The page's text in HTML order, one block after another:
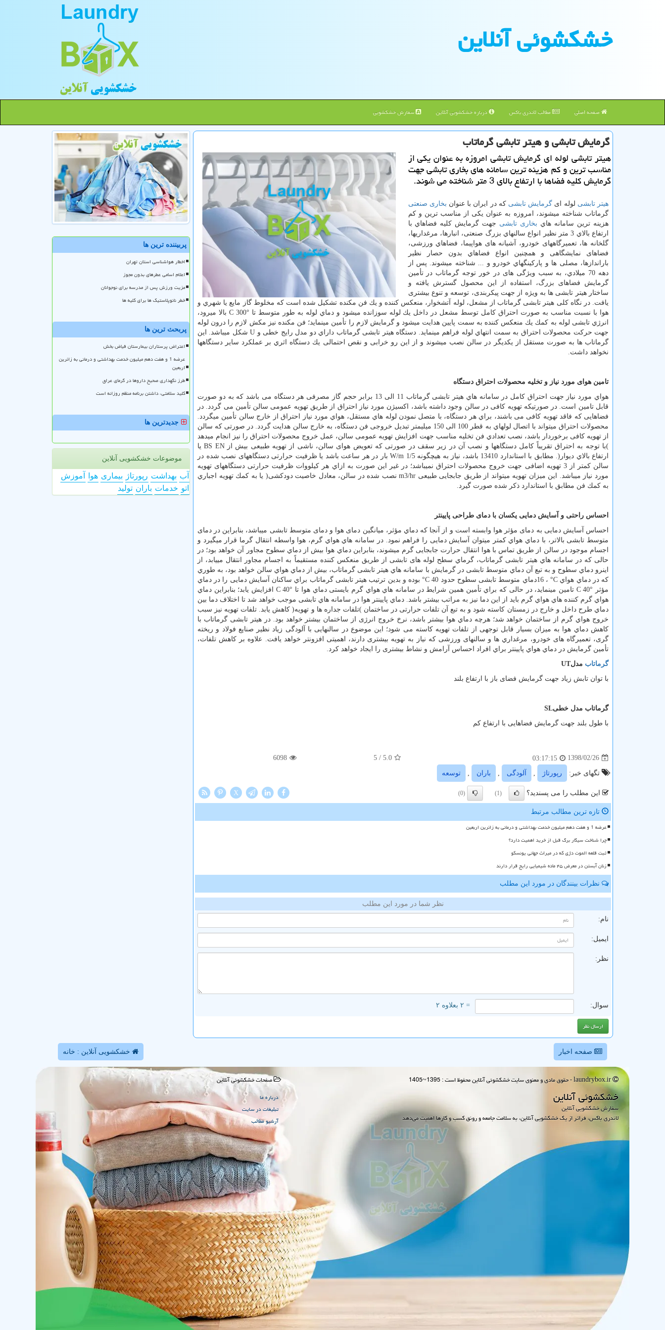
خشكشوئی آنلاین
صفحه اصلی مطالب لاندری باکس درباره خشکشویی آنلاین سفارش خشکشویی
گرمایش تابشی و هیتر تابشی گرماتاب
هیتر تابشی لوله ای گرمایش تابشی امروزه به عنوان یكی از
مناسب ترین و كم هزینه ترین سامانه های بخاری تابشی جهت
گرمایش كلیه فضاها با ارتفاع بالای 3 متر شناخته می شوند.
هیتر تابشی لوله ای گرمایش تابشی که در ایران با عنوان بخاری صنعتی
گرماتاب شناخته میشوند، امروزه به عنوان یکی از مناسب ترین و کم
هزینه ترین سامانه هاي بخاری تابشی جهت گرمایش كليه فضاهاي با
ارتفاع بالاي 3 متر نظیر انواع سالنهاي بزرگ صنعتی، انبارها، مرغداريها،
گلخانه ها، تعمیرگاههای خودرو، آشیانه های هواپیما، فضاهاي ورزشی،
فضاهای نمایشگاهی و همچنین انواع فضاهاي بدون حصار نظیر
باراندازها، مصلی ها و پاركينگهاي خودرو و ... شناخته میشوند. پس از
دهه 70 ميلادي، به سبب ویژگی های در خور توجه گرماتاب در تأمین
گرمایش فضاهای بزرگ، استفاده از این محصول گسترش یافته و
ساختار هیتر تابشی ها به ویژه از جهت پیکربندی، توسعه و تنوع بیشتری
یافت. در نگاه کلی هیتر تابشی گرماتاب از مشعل، لوله آتشخوار، منعکس كننده و یك فن مکنده تشکیل شده است كه مخلوط گاز مایع یا شهري و
هوا با نسبت مناسب به صورت احتراق کامل توسط مشعل در داخل یك لوله سوزانده میشود و دماي لوله به طور متوسط تا C 300° بالا میرود،
انرژي تابشی لوله به كمك يك منعکس کننده به سمت پایین هدایت میشود و گرمایش لازم را تأمین مینماید؛ فن مکنده نیز مکش لازم را درون لوله
جهت حركت محصولات احتراق به سمت انتهاي لوله فراهم مینماید. دستگاه هیتر تابشی گرماتاب داراي دو مدل رایج خطی و U شکل میباشد. این
گرماتاب ها به صورت مستقل از یکدیگر در سالن نصب میشوند و از این رو خرابی و نقص احتمالی یك دستگاه اثري بر عملکرد سایر دستگاهها
نخواهد داشت.
تامین هوای مورد نیاز و تخلیه محصولات احتراق دستگاه
هواي مورد نیاز جهت احتراق کامل در سامانه هاي هیتر تابشی گرماتاب 11 الی 13 برابر حجم گاز مصرفی هر دستگاه می باشد كه به دو صورت
قابل تامین است. در صورتیکه تهویه کافی در سالن وجود داشته باشد، اکسیژن مورد نیاز احتراق از طریق تهویه عمومی سالن تأمین می گردد. در
فضاهایی كه فاقد تهویه كافی می باشند، براي هر دستگاه، با متصل نمودن لوله هاي مستقل، هواي مورد نیاز احتراق از خارج سالن تأمین میگردد.
محصولات احتراق میتواند با اتصال لولهاي به قطر 100 الی 150 میلیمتر تبدیل خروجی فن دستگاه، به خارج سالن هدایت گردد. در صورتی که سالن
از تهویه کافی برخوردار باشد، نصب تعدادي فن تخلیه مناسب جهت افزایش تهویه عمومی سالن، عمل خروج محصولات احتراق را نیز انجام میدهد
)با توجه به احتراق تقریباً كامل دستگاهها و نصب آن در زیر سقف در صورتی که تعویض هوای سالن، ناشی از تهویه طبیعی بیش از BS EN یا
ارتفاع بالاي دیوار(. مطابق با استاندارد 13410 باشد، نیاز به هیچگونه
W/m 1/5 بار در هر ساعت باشد یا ظرفیت حرارتی دستگاههای نصب شده در
سالن كمتر از 3 تهویه اضافی جهت خروج محصولات احتراق نمیباشد؛ در غیر این صورت به ازاي هر كيلووات ظرفیت حرارتی دستگاههای تهویه
مورد نیاز میباشد. این میزان تهویه میتواند از طریق جابجایی طبیعی m3/hr نصب شده در سالن، معادل خاصیت دودکشی( یا به كمك تهویه اجباري
به كمك فن مطابق با استاندارد ذكر شده صورت گیرد.
احساس راحتی و آسایش دمایی یکسان با دمای طراحی پایینتر
احساس آسایش دمایی به دمای مؤثر هوا وابسته است و از آنجا كه دماي مؤثر، میانگین دمای هوا و دمای متوسط تابشی میباشد، بنابراین در دمای
متوسط تابشی بالاتر، با دماي هواي كمتر میتوان آسایش دمایی را فراهم نمود. در سامانه هاي هواي گرم، هوا واسطه انتقال گرما قرار میگیرد و
اجسام موجود در سالن از طریق تماس با هوا انتقال حرارت جابجایی گرم میشوند، بنابراین دماي هوا بیش از دماي سطوح مجاور آن خواهد بود؛ در
حالی كه در سامانه هاي هیتر تابشی گرماتاب، گرماي سطح لوله های تابشی از طریق منعکس کننده مستقیماً به اجسام مجاور انتقال مییابد، از
اینرو دماي سطوح و به تبع آن دماي متوسط تابشی در گرمایش با سامانه هاي هیتر تابشی گرماتاب، بیش از دماي هواي سالن خواهد بود، به طوري
كه در دماي هواي °C ، 16دماي متوسط تابشی سطوح حدود °C 40 بوده و بدین ترتیب هیتر تابشی گرماتاب براي ساكنان آسایش دمایی را در دماي
مؤثر
C 40°تامین مینماید، در حالی كه براي تأمین همین شرایط در سامانه هاي هواي گرم بایستی دماي هوا تا C 40°
افزایش یابد؛ بنابراین دماي
هواي گرم كننده هاي هواي گرم باید از این دما نیز به مراتب بیشتر باشد. دماي پایینتر هوا در سامانه هاي تابشی موجب خواهد شد تا اختلاف دما بین
دماي طرح داخل و خارج در زمستان كاسته شود و به تبع آن تلفات حرارتی در ساختمان )تلفات جداره ها و تهویه( كاهش یابد. تلفات تهویه نیز سبب
خروج هواي گرم از ساختمان خواهد شد؛ هرچه دماي هوا بیشتر باشد، نرخ خروج انرژی از ساختمان بیشتر خواهد بود. در هیتر تابشی گرماتاب با
كاهش دماي هوا به میزان بسیار قابل توجهی از تلفات تهویه کاسته می شود؛ این موضوع در سالنهایی با آلودگی زیاد نظیر صنایع فولاد و ریخته
گری، تعمیرگاه های خودرو، مرغداري ها و سالنهای ورزشی که نیاز به تهویه بیشتری دارند، اهمیتی افزونتر خواهد یافت. علاوه بر كاهش تلفات،
تأمین گرمایش در دماي هواي پایینتر براي افراد احساس آرامش و نشاط بیشتری را ایجاد خواهد كرد.
گرماتاب مدلUT
با توان تابش زیاد جهت گرمایش فضای باز با ارتفاع بلند
گرماتاب مدل خطیSL
با طول بلند جهت گرمایش فضاهایی با ارتفاع کم
1398/02/26
03:17:15
5.0
/ 5
6098
تگهای خبر: رپورتاژ آلودگی باران توسعه
این مطلب را می پسندید؟ (1)
(0)
X
تازه ترین مطالب مرتبط
عرضه 1 و هفت دهم میلیون خدمت بهداشتی و درمانی به زائرین اربعین
چرا شناخت سیگار برگ قبل از خرید اهمیت دارد؟
ثبت قلعه الموت دژی که در میراث جهانی یونسکو
زنان آبستن در معرض ۴۵ ماده شیمیایی رایج قرار دارند
نظرات بینندگان در مورد این مطلب
نظر شما در مورد این مطلب
نام:
ایمیل:
نظر:
سوال: = ۲ بعلاوه ۲
پربیننده ترین ها
اخطار هواشناسی استان تهران
اعلام اسامی عطرهای بدون مجوز
مزیت ورزش پس از مدرسه برای نوجوانان
خطر نانوپلاستیک ها برای کلیه ها
پربحث ترین ها
اعتراض پرستاران بیمارستان فیاض بخش
عرضه 1 و هفت دهم میلیون خدمت بهداشتی و درمانی به زائرین
اربعین
طرز نگهداری صحیح داروها در گرمای عراق
کلید سلامتی، داشتن برنامه منظم روزانه است
جدیدترین ها
موضوعات خشکشویی آنلاین
آب بهداشت رپورتاژ بیماری هوا
آموزش
اتو خدمات باران تولید
صفحه اخبار خشکشویی آنلاین : خانه
laundrybox.ir - حقوق مادی و معنوی سایت خشكشوئی آنلاین محفوظ است : 1395~1405
خشكشوئی آنلاین
سفارش خشکشویی آنلاین
لاندری باکس، فراتر از یک خشکشویی آنلاین، به سلامت جامعه و رونق کسب و کارها اهمیت می‌دهد
صفحات خشكشوئی آنلاین
درباره ما
تبلیغات در سایت
آرشیو مطالب